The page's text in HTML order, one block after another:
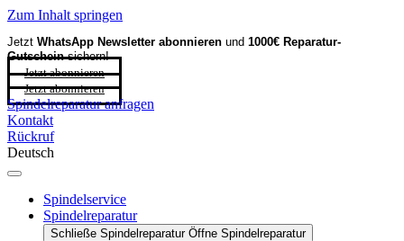
Zum Inhalt springen
Jetzt WhatsApp Newsletter abonnieren und 1000€ Reparatur-
Gutscheinsichern!
Jetzt abonnieren
Jetzt abonnieren
Spindelreparatur anfragen
Kontakt
Rückruf
Deutsch
Spindelservice
Spindelreparatur
Schließe Spindelreparatur Öffne Spindelreparatur